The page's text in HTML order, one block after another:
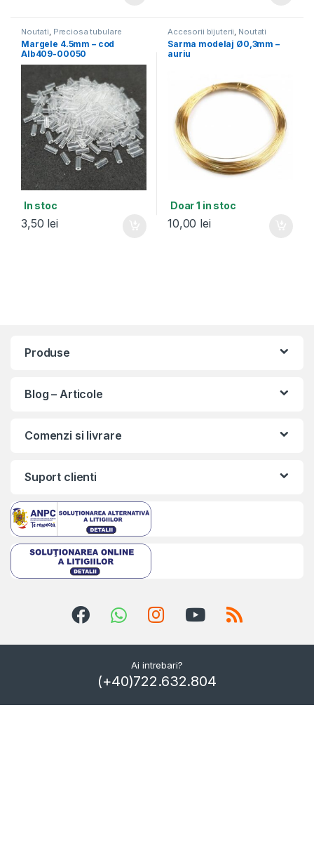
Noutati Preciosa tubulare
4.5mm
Margele 4.5mm – cod
Alb409-00050
In stoc
3,50 lei
Accesorii bijuterii Noutati
Sarma modelaj Ø0,3mm –
auriu
Doar 1 in stoc
10,00 lei
Produse
Blog – Articole
Comenzi si livrare
Suport clienti
Ai intrebari?
(+40)722.632.804